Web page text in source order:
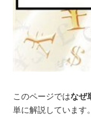
このページではなぜ
単に解説しています。